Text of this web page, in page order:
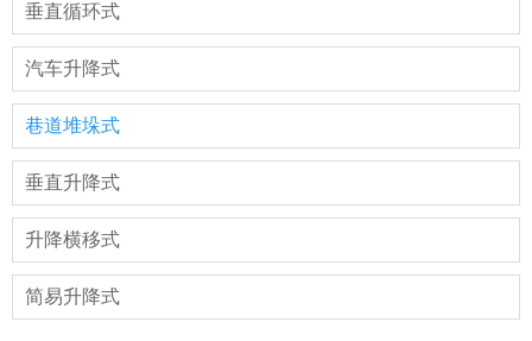
垂直循环式
汽车升降式
巷道堆垛式
垂直升降式
升降横移式
简易升降式